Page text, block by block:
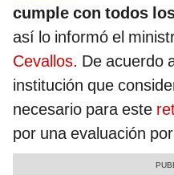
cumple con todos
así lo informó el
Cevallos. De acuerdo
institución que
necesario para este
por una evaluación